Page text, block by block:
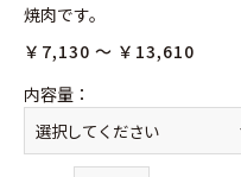
焼肉です。
￥7,130 ～ ￥13,610
内容量 ：